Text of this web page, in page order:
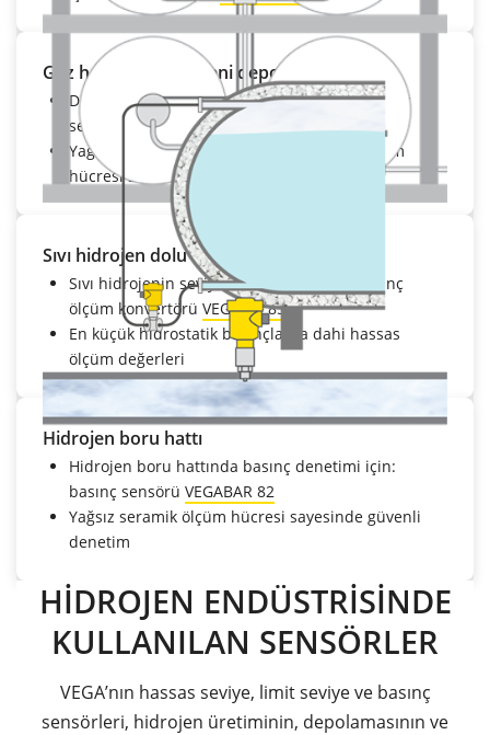
Gaz halindeki hidrojeni depolama tankı
Depolama tankında basınç ölçümü için: basınç
sensörü
VEGABAR 83
Yağsız, ince film teknolojisi ile üretilmiş ölçüm
hücresi sayesinde güvenilir ölçümler
Sıvı hidrojen dolu tanker
Sıvı hidrojenin seviye ölçümü için: fark basınç
ölçüm konvertörü VEGADIF 85
En küçük hidrostatik basınçlarda dahi hassas
ölçüm değerleri
Hidrojen boru hattı
Hidrojen boru hattında basınç denetimi için:
basınç sensörü VEGABAR 82
Yağsız seramik ölçüm hücresi sayesinde güvenli
denetim
HİDROJEN ENDÜSTRİSİNDE
KULLANILAN SENSÖRLER
VEGA’nın hassas seviye, limit seviye ve basınç
sensörleri, hidrojen üretiminin, depolamasının ve